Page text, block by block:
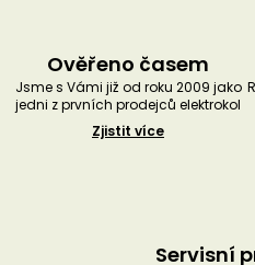
Ověřeno časem
Jsme s Vámi již od roku 2009 jako
jedni z prvních prodejců elektrokol
Zjistit více
Servisní